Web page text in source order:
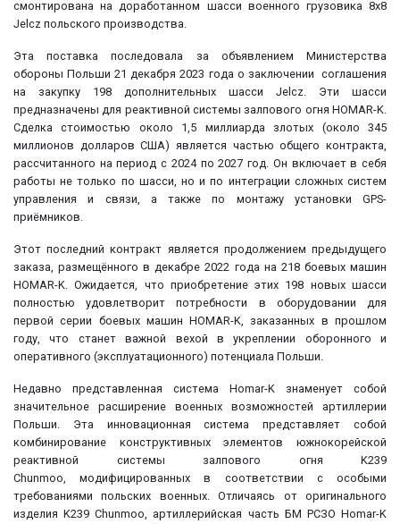
смонтирована на доработанном шасси военного грузовика 8x8
Jelcz польского производства.
Эта поставка последовала за объявлением Министерства
обороны Польши 21 декабря 2023 года о заключении соглашения
на закупку 198 дополнительных шасси Jelcz. Эти шасси
предназначены для реактивной системы залпового огня HOMAR-K.
Сделка стоимостью около 1,5 миллиарда злотых (около 345
миллионов долларов США) является частью общего контракта,
рассчитанного на период с 2024 по 2027 год. Он включает в себя
работы не только по шасси, но и по интеграции сложных систем
управления и связи, а также по монтажу установки GPS-
приёмников.
Этот последний контракт является продолжением предыдущего
заказа, размещённого в декабре 2022 года на 218 боевых машин
HOMAR-K. Ожидается, что приобретение этих 198 новых шасси
полностью удовлетворит потребности в оборудовании для
первой серии боевых машин HOMAR-K, заказанных в прошлом
году, что станет важной вехой в укреплении оборонного и
оперативного (эксплуатационного) потенциала Польши.
Недавно представленная система Homar-K знаменует собой
значительное расширение военных возможностей артиллерии
Польши. Эта инновационная система представляет собой
комбинирование конструктивных элементов южнокорейской
реактивной системы залпового огня K239
Chunmoo, модифицированных в соответствии с особыми
требованиями польских военных. Отличаясь от оригинального
изделия K239 Chunmoo, артиллерийская часть БМ РСЗО Homar-K